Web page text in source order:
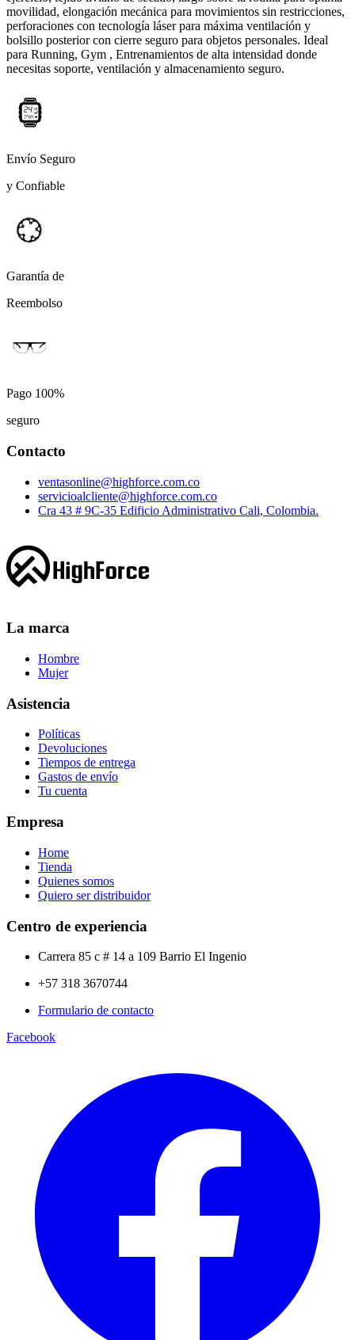
movilidad, elongación mecánica para movimientos sin restricciones,
perforaciones con tecnología láser para máxima ventilación y
bolsillo posterior con cierre seguro para objetos personales. Ideal
para Running, Gym , Entrenamientos de alta intensidad donde
necesitas soporte, ventilación y almacenamiento seguro.
Envío Seguro
y Confiable
Garantía de
Reembolso
Pago 100%
seguro
Contacto
ventasonline@highforce.com.co
servicioalcliente@highforce.com.co
Cra 43 # 9C-35 Edificio Administrativo Cali, Colombia.
La marca
Hombre
Mujer
Asistencia
Políticas
Devoluciones
Tiempos de entrega
Gastos de envío
Tu cuenta
Empresa
Home
Tienda
Quienes somos
Quiero ser distribuidor
Centro de experiencia
Carrera 85 c # 14 a 109 Barrio El Ingenio
+57 318 3670744
Formulario de contacto
Facebook